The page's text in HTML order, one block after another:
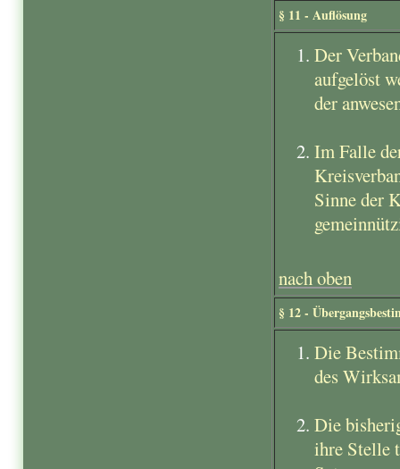
§ 11 - Auflösung
Der
aufgelöst
der
Im Falle
Sinne der
nach oben
§ 12 -
Die
des
Die
ihre Stelle